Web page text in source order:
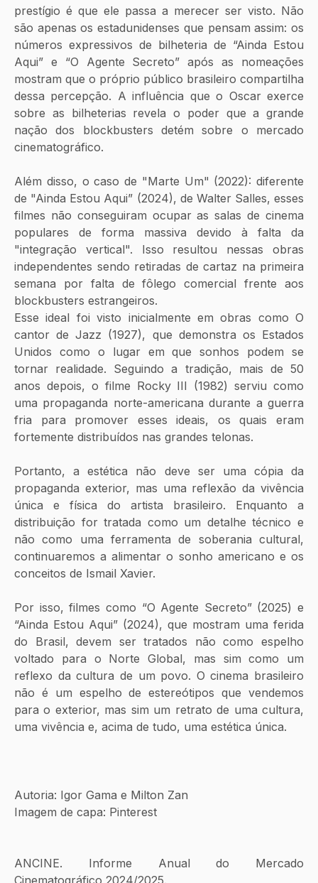
prestígio é que ele passa a merecer ser visto. Não
são apenas os estadunidenses que pensam assim: os
números expressivos de bilheteria de “Ainda Estou
Aqui” e “O Agente Secreto” após as nomeações
mostram que o próprio público brasileiro compartilha
dessa percepção. A influência que o Oscar exerce
sobre as bilheterias revela o poder que a grande
nação dos blockbusters detém sobre o mercado
cinematográfico.
Além disso, o caso de "Marte Um" (2022): diferente
de "Ainda Estou Aqui” (2024), de Walter Salles, esses
filmes não conseguiram ocupar as salas de cinema
populares de forma massiva devido à falta da
"integração vertical". Isso resultou nessas obras
independentes sendo retiradas de cartaz na primeira
semana por falta de fôlego comercial frente aos
blockbusters estrangeiros.
Esse ideal foi visto inicialmente em obras como O
cantor de Jazz (1927), que demonstra os Estados
Unidos como o lugar em que sonhos podem se
tornar realidade. Seguindo a tradição, mais de 50
anos depois, o filme Rocky III (1982) serviu como
uma propaganda norte-americana durante a guerra
fria para promover esses ideais, os quais eram
fortemente distribuídos nas grandes telonas.
Portanto, a estética não deve ser uma cópia da
propaganda exterior, mas uma reflexão da vivência
única e física do artista brasileiro. Enquanto a
distribuição for tratada como um detalhe técnico e
não como uma ferramenta de soberania cultural,
continuaremos a alimentar o sonho americano e os
conceitos de Ismail Xavier.
Por isso, filmes como “O Agente Secreto” (2025) e
“Ainda Estou Aqui” (2024), que mostram uma ferida
do Brasil, devem ser tratados não como espelho
voltado para o Norte Global, mas sim como um
reflexo da cultura de um povo. O cinema brasileiro
não é um espelho de estereótipos que vendemos
para o exterior, mas sim um retrato de uma cultura,
uma vivência e, acima de tudo, uma estética única.
Autoria: Igor Gama e Milton Zan
Imagem de capa: Pinterest
ANCINE. Informe Anual do Mercado